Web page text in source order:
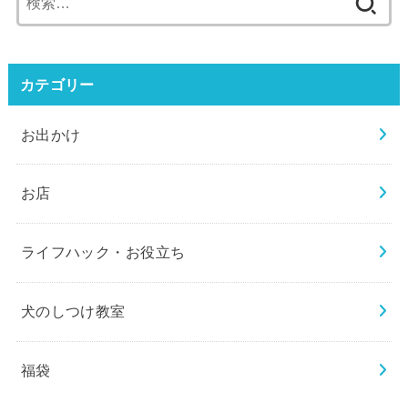
索:
カテゴリー
お出かけ
お店
ライフハック・お役立ち
犬のしつけ教室
福袋